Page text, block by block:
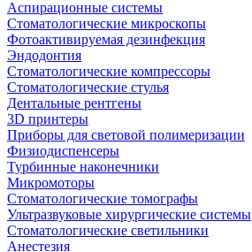
Аспирационные системы
Стоматологические микроскопы
Фотоактивируемая дезинфекция
Эндодонтия
Стоматологические компрессоры
Стоматологические стулья
Дентальные рентгены
3D принтеры
Приборы для световой полимеризации
Физиодиспенсеры
Турбинные наконечники
Микромоторы
Стоматологические томографы
Ультразвуковые хирургические системы
Стоматологические светильники
Анестезия